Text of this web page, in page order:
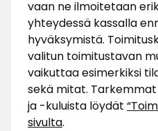
vaan ne ilmoitetaan
yhteydessä kassalla
hyväksymistä.
valitun toimitustavan
vaikuttaa esimerkiksi
sekä mitat.
ja -kuluista löydät
sivulta.